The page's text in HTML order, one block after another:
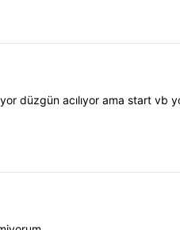
düzgün acılıyor ama start